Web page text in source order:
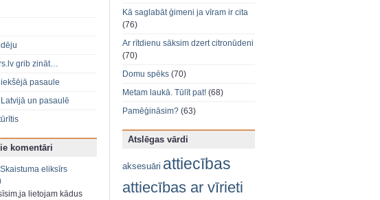
grib zināt…
pasaule
un pasaulē
komentāri
Skaistuma eliksīrs
lietojam kādus
Kā saglabāt ģimeni ja vīram ir cita
(76)
Ar rītdienu sāksim dzert citronūdeni
(70)
Domu spēks (70)
Metam laukā. Tūlīt pat! (68)
Pamēģināsim? (63)
Atslēgas vārdi
aksesuāri attiecības
attiecības ar vīrieti